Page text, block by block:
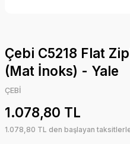
Çebi C5218 Flat
(Mat İnoks) - Yale
ÇEBİ
1.078,80 TL
1.078,80 TL den başlayan